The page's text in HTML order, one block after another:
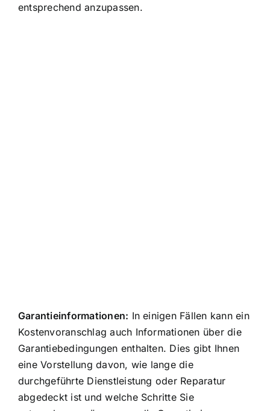
entsprechend anzupassen.
Garantieinformationen: In einigen Fällen kann ein
Kostenvoranschlag auch Informationen über die
Garantiebedingungen enthalten. Dies gibt Ihnen
eine Vorstellung davon, wie lange die
durchgeführte Dienstleistung oder Reparatur
abgedeckt ist und welche Schritte Sie